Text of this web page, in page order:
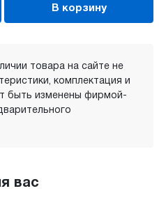
В корзину
товара на сайте не
комплектация и
быть изменены фирмой-
вас